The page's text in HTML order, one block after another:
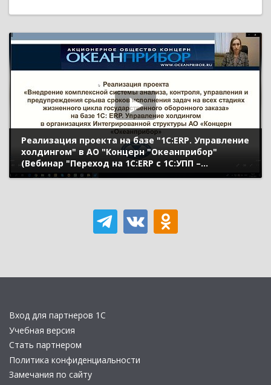
Реализация проекта на базе "1С:ERP. Управление
холдингом" в АО "Концерн "Океанприбор"
(Вебинар "Переход на 1С:ERP с 1С:УПП –
рекомендации и практический опыт" 14 мая
Вход для партнеров 1С
Учебная версия
Стать партнером
Политика конфиденциальности
Замечания по сайту